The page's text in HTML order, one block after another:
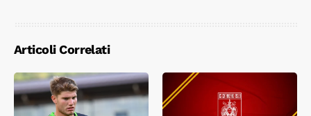
Articoli Correlati